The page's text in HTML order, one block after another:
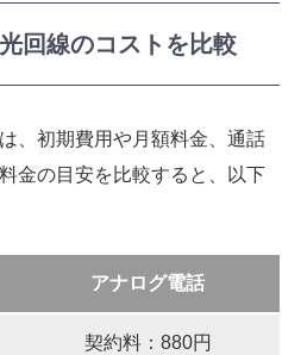
回線のコストを比較
、初期費用や月額料金、通話
金の目安を比較すると、以下
アナログ電話
契約料：880円